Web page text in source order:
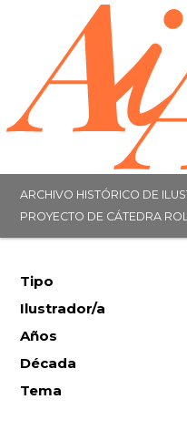
ARCHIVO HISTÓRICO DE
PROYECTO DE CÁTEDRA
Tipo
Ilustrador/a
Años
Década
Tema